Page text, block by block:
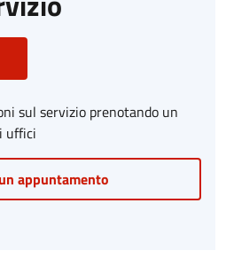
sul servizio prenotando un
uffici
appuntamento